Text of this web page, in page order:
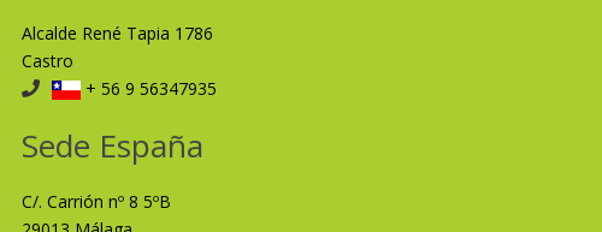
Alcalde René Tapia 1786
Castro
+ 56 9 56347935
Sede España
C/. Carrión nº 8 5ºB